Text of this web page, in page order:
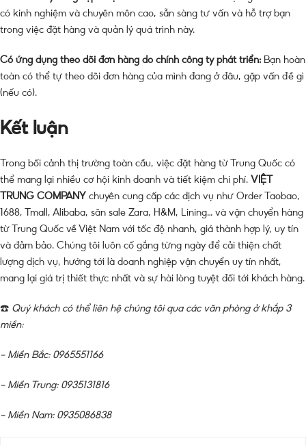
có kinh nghiệm và chuyên môn cao, sẵn sàng tư vấn và hỗ trợ bạn
trong việc đặt hàng và quản lý quá trình này.
Có ứng dụng theo dõi đơn hàng do chính công ty phát triển: Bạn hoàn
toàn có thể tự theo dõi đơn hàng của mình đang ở đâu, gặp vấn đề gì
(nếu có).
Kết luận
Trong bối cảnh thị trường toàn cầu, việc đặt hàng từ Trung Quốc có
thể mang lại nhiều cơ hội kinh doanh và tiết kiệm chi phí. VIỆT
TRUNG COMPANY chuyên cung cấp các dịch vụ như Order Taobao,
1688, Tmall, Alibaba, săn sale Zara, H&M, Lining… và vận chuyển hàng
từ Trung Quốc về Việt Nam với tốc độ nhanh, giá thành hợp lý, uy tín
và đảm bảo. Chúng tôi luôn cố gắng từng ngày để cải thiện chất
lượng dịch vụ, hướng tới là doanh nghiệp vận chuyển uy tín nhất,
mang lại giá trị thiết thực nhất và sự hài lòng tuyệt đối tới khách hàng.
☎️ Quý khách có thể liên hệ chúng tôi qua các văn phòng ở khắp 3
miền:
– Miền Bắc: 0965551166
– Miền Trung: 0935131816
– Miền Nam: 0935086838